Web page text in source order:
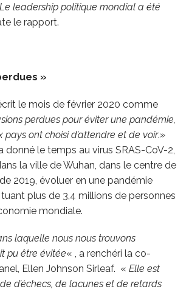
Le leadership politique mondial a été
le rapport.
»
le mois de février 2020 comme
perdues pour éviter une pandémie,
pays ont choisi d’attendre et de voir.»
donné le temps au virus SRAS-CoV-2,
la ville de Wuhan, dans le centre de
2019, évoluer en une pandémie
plus de 3,4 millions de personnes
mondiale.
laquelle nous nous trouvons
pu être évitée« , a renchéri la co-
Ellen Johnson Sirleaf. « Elle est
d’échecs, de lacunes et de retards